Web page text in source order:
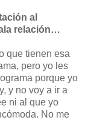
al
relación…
que tienen esa
pero yo les
porque yo
y no voy a ir a
ni al que yo
No me